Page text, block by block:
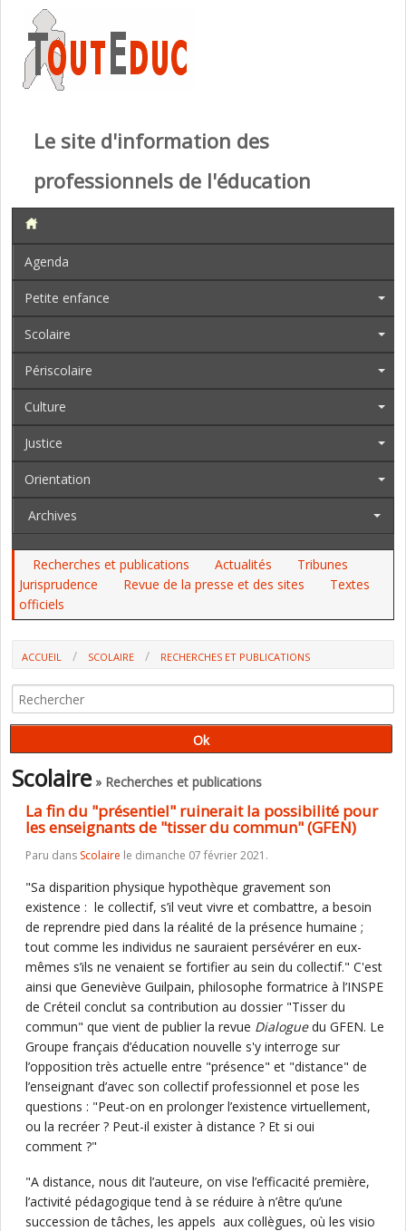
Le site d'information des
professionnels de l'éducation
Agenda
Petite enfance
Scolaire
Périscolaire
Culture
Justice
Orientation
Archives
Recherches et publications Actualités
Tribunes
Jurisprudence
Revue de la presse et des sites
Textes
officiels
ACCUEIL SCOLAIRE
RECHERCHES ET PUBLICATIONS
ENSEIGNANTS DE "TISSER DU COMMUN" (GFEN)
Scolaire» Recherches et publications
La fin du "présentiel" ruinerait la possibilité pour
les enseignants de "tisser du commun" (GFEN)
Paru dans Scolaire le dimanche 07 février 2021.
"Sa disparition physique hypothèque gravement son
existence : le collectif, s’il veut vivre et combattre, a besoin
de reprendre pied dans la réalité de la présence humaine ;
tout comme les individus ne sauraient persévérer en eux-
mêmes s’ils ne venaient se fortifier au sein du collectif." C'est
ainsi que Geneviève Guilpain, philosophe formatrice à l’INSPE
de Créteil conclut sa contribution au dossier "Tisser du
commun" que vient de publier la revue Dialoguedu GFEN. Le
Groupe français d’éducation nouvelle s'y interroge sur
l’opposition très actuelle entre "présence" et "distance" de
l’enseignant d’avec son collectif professionnel et pose les
questions : "Peut-on en prolonger l’existence virtuellement,
ou la recréer ? Peut-il exister à distance ? Et si oui
comment ?"
"A distance, nous dit l’auteure, on vise l’efficacité première,
l’activité pédagogique tend à se réduire à n’être qu’une
succession de tâches, les appels aux collègues, où les visio